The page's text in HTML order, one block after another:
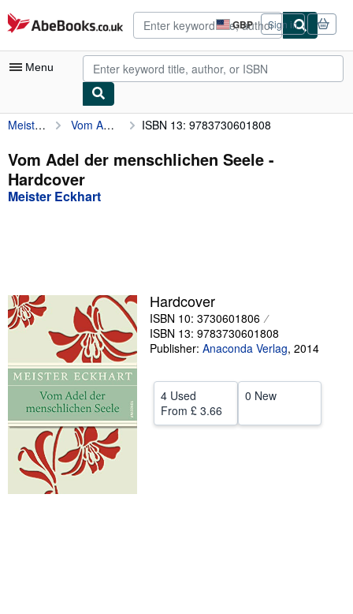
Skip to main content
AbeBooks.co.uk GBP
Site
shopping
preferences
Sign in
Menu
My Account
My Purchases
Advanced Search
Textbooks
Sellers
Start Selling
Help
CLOSE
Meister Eckhart Vom Adel der menschlichen Seele ISBN 13: 9783730601808
Vom Adel der menschlichen Seele -
Hardcover
Meister Eckhart
Hardcover
ISBN 10: 3730601806
ISBN 13: 9783730601808
Publisher: Anaconda Verlag, 2014
4 Used
From £ 3.66
0 New